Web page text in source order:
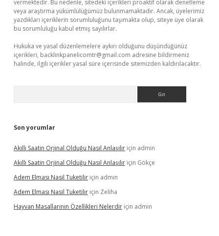
vermektedir. Bu nedenle, sitedeki içerikleri proaktif olarak denetleme
veya araştırma yükümlülüğümüz bulunmamaktadır. Ancak, üyelerimiz
yazdıkları içeriklerin sorumluluğunu taşımakta olup, siteye üye olarak
bu sorumluluğu kabul etmiş sayılırlar.
Hukuka ve yasal düzenlemelere aykırı olduğunu düşündüğünüz
içerikleri, backlinkpanelicomtr@gmail.com adresine bildirmeniz
halinde, ilgili içerikler yasal süre içerisinde sitemizden kaldırılacaktır.
Son yorumlar
Akıllı Saatin Orjinal Olduğu Nasıl Anlaşılır için admin
Akıllı Saatin Orjinal Olduğu Nasıl Anlaşılır için Gökçe
Adem Elması Nasil Tuketilir için admin
Adem Elması Nasil Tuketilir için Zeliha
Hayvan Masallarının Özellikleri Nelerdir için admin